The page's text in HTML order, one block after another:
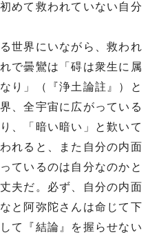
めて救われていない自分
世界にいながら、救われ
で曇鸞は「碍は衆生に属
り」（『浄土論註』）と
、全宇宙に広がっている
、「暗い暗い」と歎いて
れると、また自分の内面
ているのは自分なのかと
夫だ。必ず、自分の内面
と阿弥陀さんは命じて下
て『結論』を握らせない